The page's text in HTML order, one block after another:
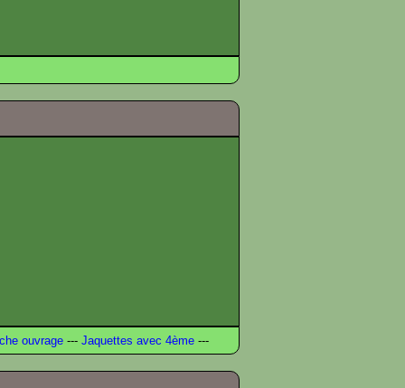
ouvrage --- Jaquettes avec 4ème ---